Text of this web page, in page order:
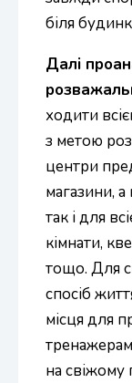
біля
Далі
ходити
з метою
центри
магазини,
так і для
кімнати,
тощо. Для
спосіб
місця для
на свіжому